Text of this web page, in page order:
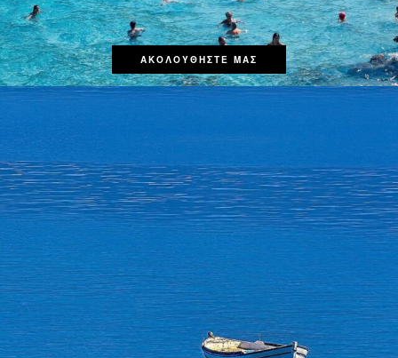
ΑΚΟΛΟΥΘΗΣΤΕ ΜΑΣ